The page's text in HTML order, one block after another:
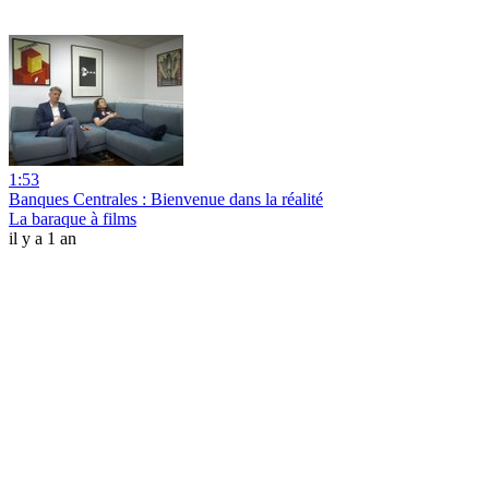
1:53
Banques Centrales : Bienvenue dans la réalité
La baraque à films
il y a 1 an